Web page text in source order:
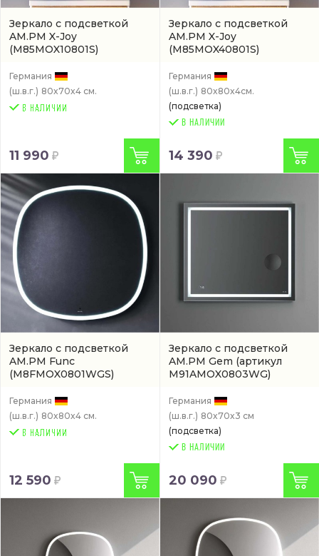
Зеркало с подсветкой
AM.PM X-Joy
(M85MOX10801S)
Германия
(ш.в.г.) 80x70x4 см.
11 990
Зеркало с подсветкой
AM.PM X-Joy
(M85MOX40801S)
Германия
(ш.в.г.) 80x80x4см.
(подсветка)
В НАЛИЧИИ
14 390
Зеркало с подсветкой
AM.PM Func
(M8FMOX0801WGS)
Германия
(ш.в.г.) 80x80x4 см.
12 590
Зеркало с подсветкой
AM.PM Gem (артикул
M91AMOX0803WG)
Германия
(ш.в.г.) 80x70x3 см
(подсветка)
В НАЛИЧИИ
20 090